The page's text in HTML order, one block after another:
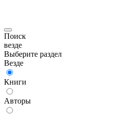
Поиск
везде
Выберите раздел
Везде
Книги
Авторы